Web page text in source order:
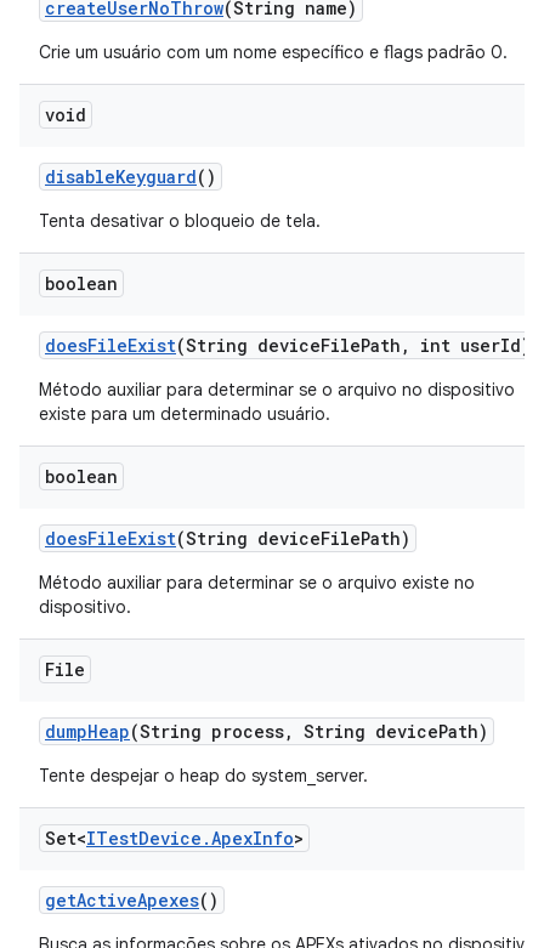
createUserNoThrow(String name)
Crie um usuário com um nome específico e flags padrão 0.
void
disableKeyguard()
Tenta desativar o bloqueio de tela.
boolean
doesFileExist(String deviceFilePath , int userId)
Método auxiliar para determinar se o arquivo no dispositivo
existe para um determinado usuário.
boolean
doesFileExist(String deviceFilePath)
Método auxiliar para determinar se o arquivo existe no
dispositivo.
File
dumpHeap(String process, String devicePath)
Tente despejar o heap do system_server.
Set<ITestDevice .ApexInfo>
getActiveApexes()